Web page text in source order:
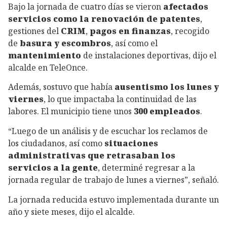
Bajo la jornada de cuatro días se vieron afectados
servicios como la renovación de patentes,
gestiones del CRIM, pagos en finanzas, recogido
de basura y escombros, así como el
mantenimiento de instalaciones deportivas, dijo el
alcalde en TeleOnce.
Además, sostuvo que había ausentismo los lunes y
viernes, lo que impactaba la continuidad de las
labores. El municipio tiene unos 300 empleados.
“Luego de un análisis y de escuchar los reclamos de
los ciudadanos, así como situaciones
administrativas que retrasaban los
servicios a la gente, determiné regresar a la
jornada regular de trabajo de lunes a viernes”, señaló.
La jornada reducida estuvo implementada durante un
año y siete meses, dijo el alcalde.